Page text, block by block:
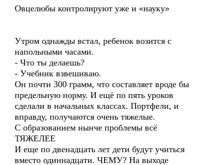
Овцелюбы контролируют уже и «науку»
Утром однажды встал, ребенок возится с
напольными часами.
- Что ты делаешь?
- Учебник взвешиваю.
Он почти 300 грамм, что составляет вроде бы
предельную норму. И ещё по пять уроков
сделали в начальных классах. Портфели, и
вправду, получаются очень тяжелые.
С образованием нынче проблемы всё
ТЯЖЕЛЕЕ
И еще по двенадцать лет дети будут учиться
вместо одиннадцати. ЧЕМУ? На выходе